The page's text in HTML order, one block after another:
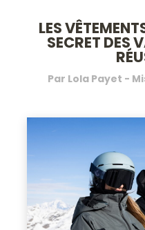
LES
SECRET DES
Par Lola Payet -